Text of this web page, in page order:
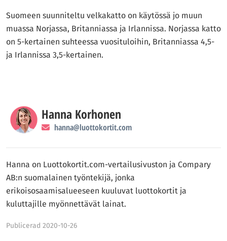
Suomeen suunniteltu velkakatto on käytössä jo muun
muassa Norjassa, Britanniassa ja Irlannissa. Norjassa katto
on 5-kertainen suhteessa vuosituloihin, Britanniassa 4,5-
ja Irlannissa 3,5-kertainen.
Hanna Korhonen
hanna@luottokortit.com
Hanna on Luottokortit.com-vertailusivuston ja Compary
AB:n suomalainen työntekijä, jonka
erikoisosaamisalueeseen kuuluvat luottokortit ja
kuluttajille myönnettävät lainat.
Publicerad 2020-10-26